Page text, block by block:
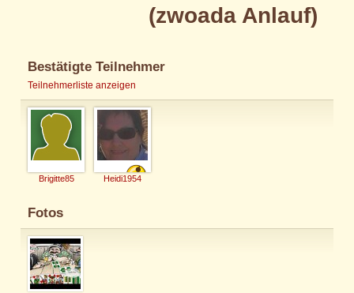
(zwoada Anlauf)
Bestätigte Teilnehmer
Teilnehmerliste anzeigen
Brigitte85 Heidi1954
Fotos